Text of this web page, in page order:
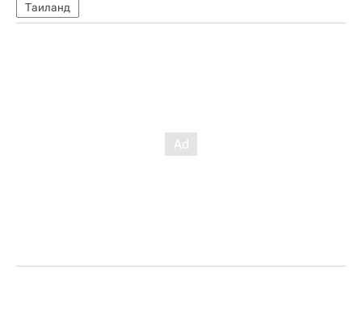
Таиланд